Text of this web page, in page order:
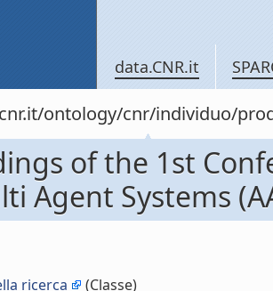
data.CNR.it
ontology/cnr/individuo/
of the 1st
Agent Systems
ricerca
(Classe)